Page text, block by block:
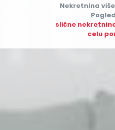
Nekretnina
slične
celu